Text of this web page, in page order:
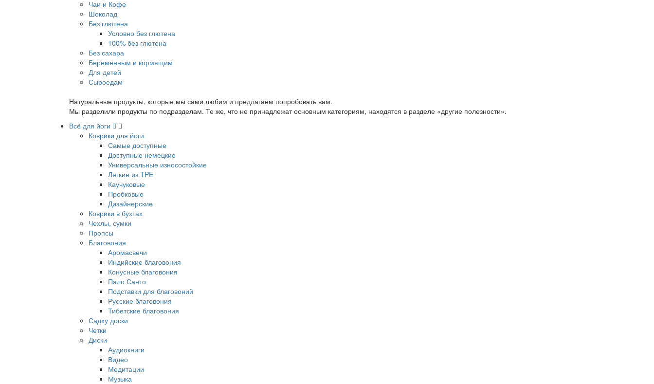
Чаи и Кофе
Шоколад
Без глютена
Условно без глютена
100% без глютена
Без сахара
Беременным и кормящим
Для детей
Сыроедам
Натуральные продукты, которые мы сами любим и предлагаем попробовать вам.
Мы разделили продукты по подразделам. Те же, что не принадлежат основным категориям, находятся в разделе «другие полезности».
Всё для йоги
Коврики для йоги
Самые доступные
Доступные немецкие
Универсальные износостойкие
Легкие из TPE
Каучуковые
Пробковые
Дизайнерские
Коврики в бухтах
Чехлы, сумки
Пропсы
Благовония
Аромасвечи
Индийские благовония
Конусные благовония
Пало Санто
Подставки для благовоний
Русские благовония
Тибетские благовония
Садху доски
Четки
Диски
Аудиокниги
Видео
Медитации
Музыка